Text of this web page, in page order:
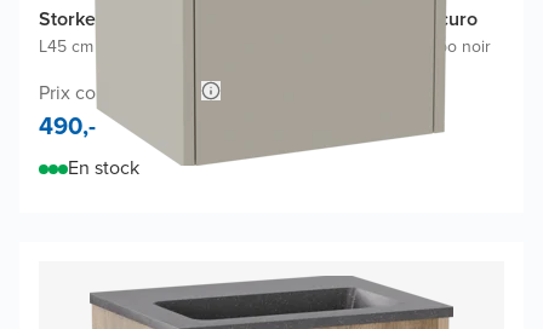
Storke Seda meuble salle bains avec lavabo Scuro
L45 cm x P35 cm Lavabo noir
Prix conseillé 908,-
490,-
En stock